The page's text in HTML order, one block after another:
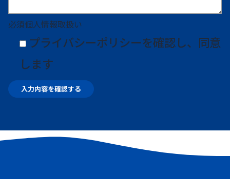
必須個人情報取扱い
プライバシーポリシーを確認し、同意
します
入力内容を確認する